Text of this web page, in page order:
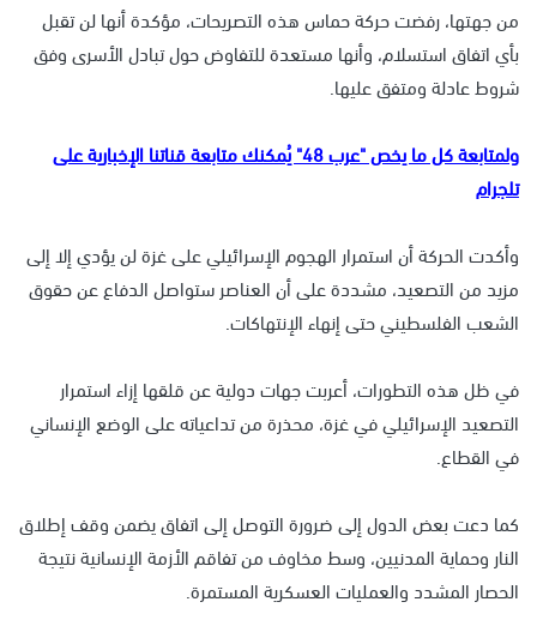
من جهتها، رفضت حركة حماس هذه التصريحات، مؤكدة أنها لن تقبل
بأي اتفاق استسلام، وأنها مستعدة للتفاوض حول تبادل الأسرى وفق
شروط عادلة ومتفق عليها.
ولمتابعة كل ما يخص "عرب 48" يُمكنك متابعة قناتنا الإخبارية على
تلجرام
وأكدت الحركة أن استمرار الهجوم الإسرائيلي على غزة لن يؤدي إلا إلى
مزيد من التصعيد، مشددة على أن العناصر ستواصل الدفاع عن حقوق
الشعب الفلسطيني حتى إنهاء الإنتهاكات.
في ظل هذه التطورات، أعربت جهات دولية عن قلقها إزاء استمرار
التصعيد الإسرائيلي في غزة، محذرة من تداعياته على الوضع الإنساني
في القطاع.
كما دعت بعض الدول إلى ضرورة التوصل إلى اتفاق يضمن وقف إطلاق
النار وحماية المدنيين، وسط مخاوف من تفاقم الأزمة الإنسانية نتيجة
الحصار المشدد والعمليات العسكرية المستمرة.